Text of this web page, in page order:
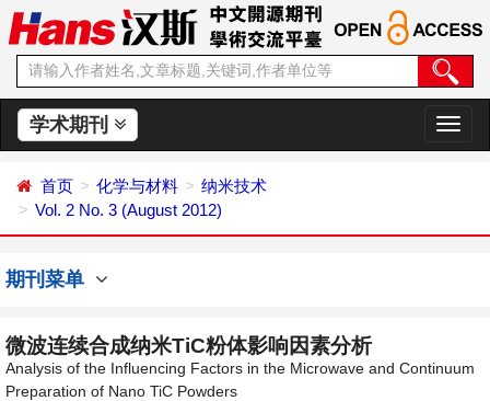
学术期刊
切
换
首页 化学与材料
纳米技术
Vol. 2 No. 3 (August 2012)
期刊菜单
微波连续合成纳米TiC粉体影响因素分析
Analysis of the Influencing Factors in the Microwave and Continuum
Preparation of Nano TiC Powders